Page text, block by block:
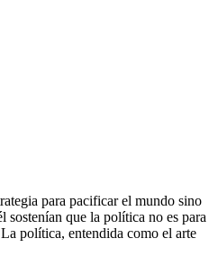
para pacificar el mundo sino
sostenían que la política no es para
política, entendida como el arte